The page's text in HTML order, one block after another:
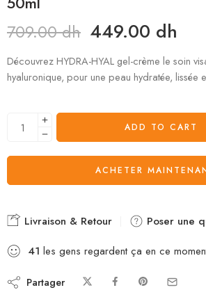
709.00dh 449.00 dh
Découvrez HYDRA-HYAL gel-crème le soin
hyaluronique, pour une peau hydratée, lissée
ADD TO CART
ACHETER
Livraison & Retour
Poser une
41 les gens regardent ça en ce
Partager